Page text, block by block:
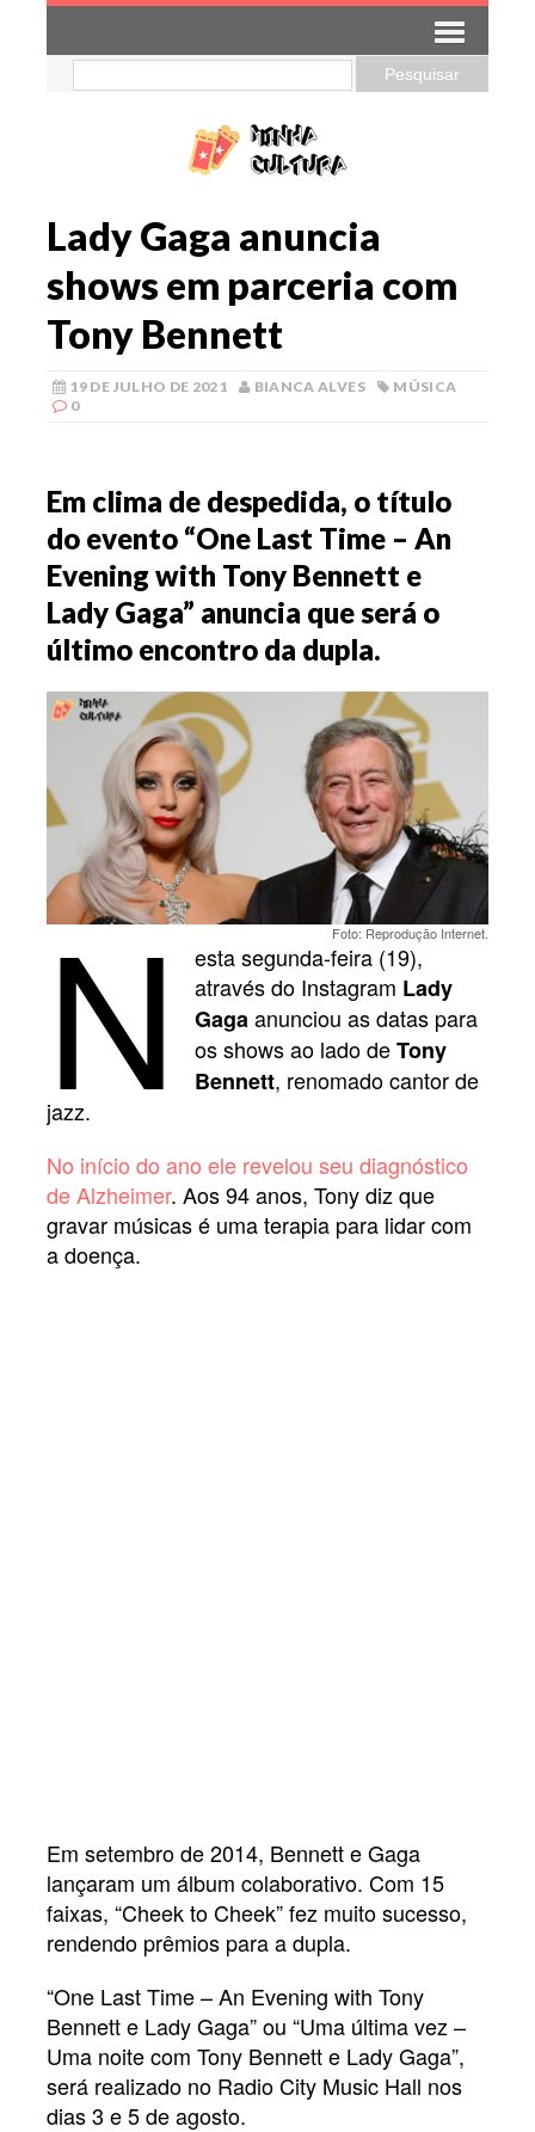
Lady Gaga anuncia
shows em parceria com
Tony Bennett
19 DE JULHO DE 2021 BIANCA ALVES
MÚSICA
0
Em clima de despedida, o título
do evento “One Last Time – An
Evening with Tony Bennett e
Lady Gaga” anuncia que será o
último encontro da dupla.
Foto: Reprodução Internet.
N esta segunda-feira (19),
através do Instagram Lady
Gagaanunciou as datas para
os shows ao lado deTony
Bennett, renomado cantor de
jazz.
No início do ano ele revelou seu diagnóstico
de Alzheimer. Aos 94 anos, Tony diz que
gravar músicas é uma terapia para lidar com
a doença.
Em setembro de 2014, Bennett e Gaga
lançaram um álbum colaborativo. Com 15
faixas, “Cheek to Cheek” fez muito sucesso,
rendendo prêmios para a dupla.
“One Last Time – An Evening with Tony
Bennett e Lady Gaga” ou “Uma última vez –
Uma noite com Tony Bennett e Lady Gaga”,
será realizado no Radio City Music Hall nos
dias 3 e 5 de agosto.